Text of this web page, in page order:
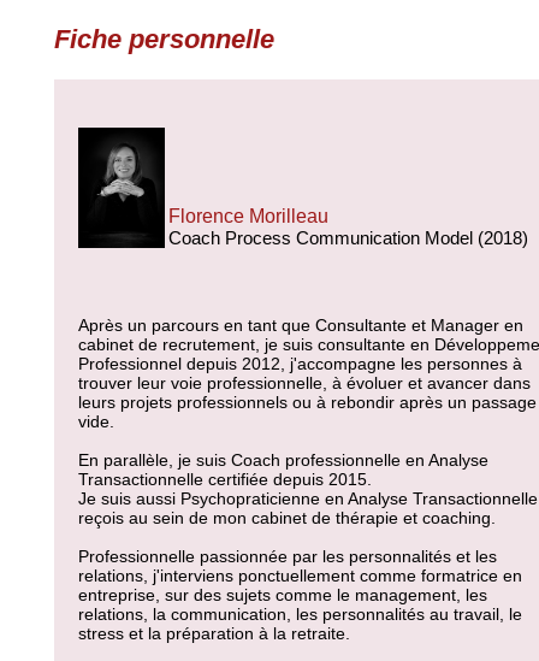
Fiche personnelle
Florence Morilleau
Coach Process Communication Model (2018)
Après un parcours en tant que Consultante et Manager en
cabinet de recrutement, je suis consultante en
Professionnel depuis 2012, j'accompagne les personnes à
trouver leur voie professionnelle, à évoluer et avancer dans
leurs projets professionnels ou à rebondir après un
vide.
En parallèle, je suis Coach professionnelle en Analyse
Transactionnelle certifiée depuis 2015.
Je suis aussi Psychopraticienne en Analyse
reçois au sein de mon cabinet de thérapie et coaching.
Professionnelle passionnée par les personnalités et les
relations, j'interviens ponctuellement comme formatrice en
entreprise, sur des sujets comme le management, les
relations, la communication, les personnalités au travail, le
stress et la préparation à la retraite.